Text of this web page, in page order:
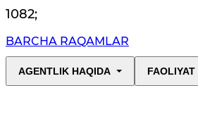
1082;
BARCHA RAQAMLAR
AGENTLIK HAQIDA FAOLIYAT